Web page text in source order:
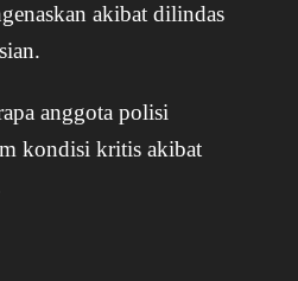
akibat dilindas
anggota polisi
kondisi kritis akibat